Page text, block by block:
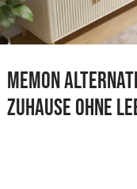
Memon
Zuhause Ohne